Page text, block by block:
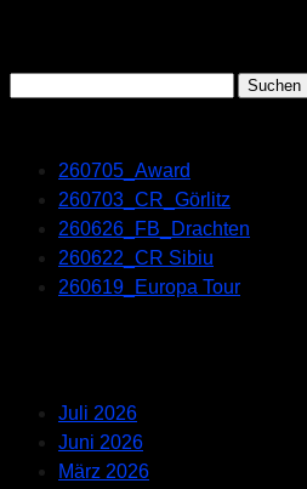
Suchen
nach:
260705_Award
260703_CR_Görlitz
260626_FB_Drachten
260622_CR Sibiu
260619_Europa Tour
Juli 2026
Juni 2026
März 2026